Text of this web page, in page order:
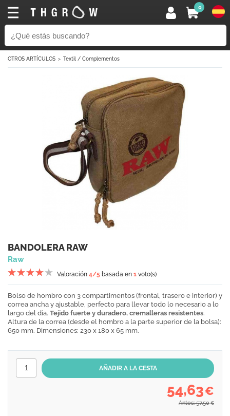
0
OTROS ARTÍCULOS Textil / Complementos
BANDOLERA RAW
Raw
Valoración 4/5 basada en 1 voto(s)
Bolso de hombro con 3 compartimentos (frontal, trasero e interior) y
correa ancha y ajustable, perfecto para llevar todo lo necesario a lo
largo del día. Tejido fuerte y duradero, cremalleras resistentes.
Altura de la correa (desde el hombro a la parte superior de la bolsa):
650 mm. Dimensiones: 230 x 180 x 65 mm.
54,63€
Antes: 57,50 €